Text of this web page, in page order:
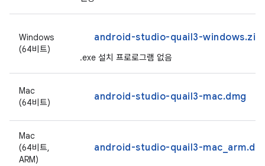
Windows
(64비트)
android-studio-quail3-windows.zip
.exe 설치 프로로그램 없음
Mac
(64비트)
android-studio-quail3-mac.dmg
Mac
(64비트,
ARM)
android-studio-quail3-